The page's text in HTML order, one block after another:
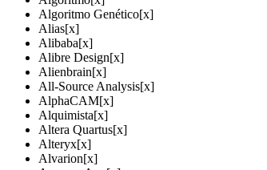
Algoritmo Genético[x]
Alias[x]
Alibaba[x]
Alibre Design[x]
Alienbrain[x]
All-Source Analysis[x]
AlphaCAM[x]
Alquimista[x]
Altera Quartus[x]
Alteryx[x]
Alvarion[x]